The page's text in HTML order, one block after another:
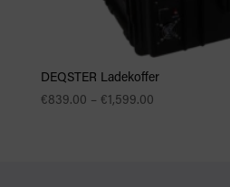
DEQSTER Ladekoffer
€839.00 – € 1,599.00Preisspanne: